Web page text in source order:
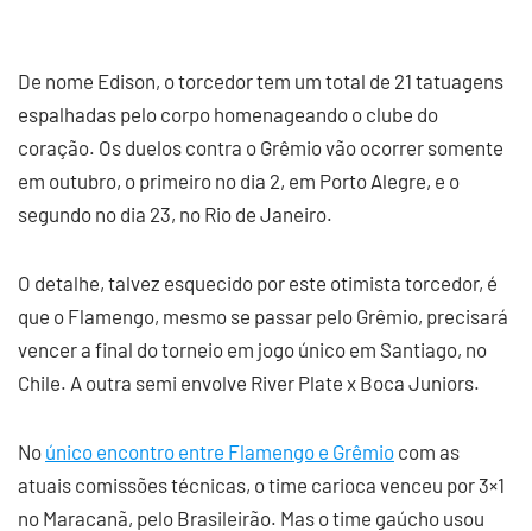
De nome Edison, o torcedor tem um total de 21 tatuagens
espalhadas pelo corpo homenageando o clube do
coração. Os duelos contra o Grêmio vão ocorrer somente
em outubro, o primeiro no dia 2, em Porto Alegre, e o
segundo no dia 23, no Rio de Janeiro.
O detalhe, talvez esquecido por este otimista torcedor, é
que o Flamengo, mesmo se passar pelo Grêmio, precisará
vencer a final do torneio em jogo único em Santiago, no
Chile. A outra semi envolve River Plate x Boca Juniors.
No único encontro entre Flamengo e Grêmio com as
atuais comissões técnicas, o time carioca venceu por 3×1
no Maracanã, pelo Brasileirão. Mas o time gaúcho usou